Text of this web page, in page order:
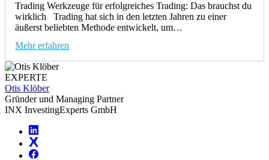
Trading Werkzeuge für erfolgreiches Trading: Das brauchst du
wirklich Trading hat sich in den letzten Jahren zu einer
äußerst beliebten Methode entwickelt, um…
Mehr erfahren
EXPERTE
Otis Klöber
Gründer und Managing Partner
INX InvestingExperts GmbH